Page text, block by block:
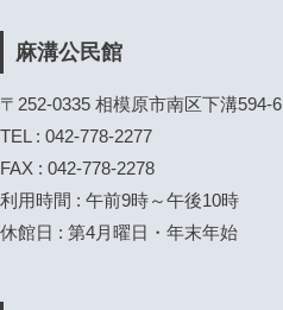
麻溝公民館
〒252-0335 相模原市南区下溝594-6
TEL : 042-778-2277
FAX : 042-778-2278
利用時間 : 午前9時～午後10時
休館日 : 第4月曜日・年末年始